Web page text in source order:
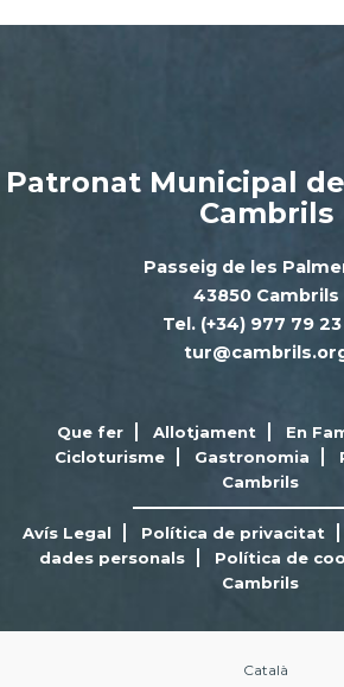
Patronat Municipal
Cambrils
Passeig de les
43850 Cambrils
Tel. (+34) 977 79
Que fer Allotjament En
Cicloturisme
Gastronomia
Cambrils
Avís Legal Política de privacitat
dades personals
Política de
Cambrils
Català